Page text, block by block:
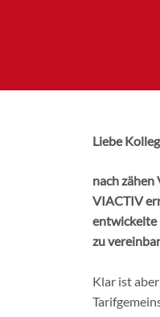
Liebe
nach
VIACTIV
entwickelte
zu
Klar ist